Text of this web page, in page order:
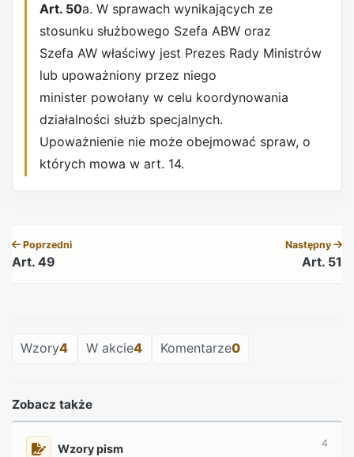
Art. 50a. W sprawach wynikających ze
stosunku służbowego Szefa ABW oraz
Szefa AW właściwy jest Prezes Rady Ministrów
lub upoważniony przez niego
minister powołany w celu koordynowania
działalności służb specjalnych.
Upoważnienie nie może obejmować spraw, o
których mowa w art. 14.
Poprzedni
Art. 49
Następny
Art. 51
Wzory4 W akcie4 Komentarze0
Zobacz także
Wzory pism 4